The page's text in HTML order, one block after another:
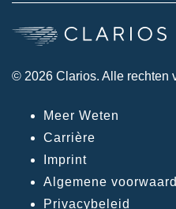
© 2026 Clarios. Alle rechten
Meer Weten
Carrière
Imprint
Algemene
Privacybeleid